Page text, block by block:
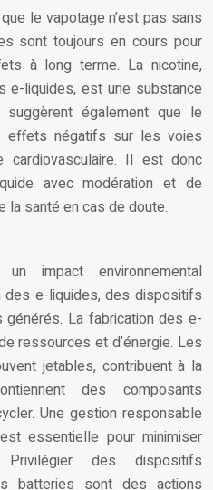
le vapotage n’est pas sans
sont toujours en cours pour
à long terme. La nicotine,
e-liquides, est une substance
suggèrent également que le
effets négatifs sur les voies
Il est donc
avec modération et de
la santé en cas de doute.
impact environnemental
des e-liquides, des dispositifs
La fabrication des e-
ressources et d’énergie. Les
jetables, contribuent à la
des composants
Une gestion responsable
essentielle pour minimiser
Privilégier des dispositifs
batteries sont des actions